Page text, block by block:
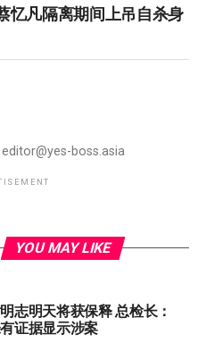
忆凡隔离期间上吊自杀身
editor@yes-boss.asia
YOU MAY LIKE
志明天将获保释 总检长：
证据显示涉案